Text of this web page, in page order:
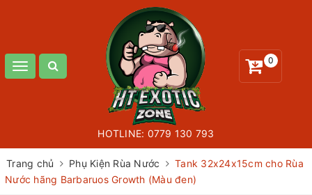
Toggle
0
HOTLINE: 0779 130 793
Trang chủ Phụ Kiện Rùa Nước
Tank 32x24x15cm cho Rùa
Nước hãng Barbaruos Growth (Màu đen)